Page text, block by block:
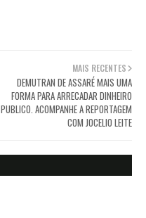
MAIS RECENTES
DEMUTRAN DE ASSARÉ MAIS UMA
FORMA PARA ARRECADAR DINHEIRO
PUBLICO. ACOMPANHE A REPORTAGEM
COM JOCELIO LEITE